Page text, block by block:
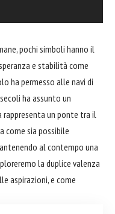
pochi simboli hanno il
e stabilità come
ha permesso alle navi di
ha assunto un
rappresenta un ponte tra il
come sia possibile
al contempo una
la duplice valenza
aspirazioni, e come